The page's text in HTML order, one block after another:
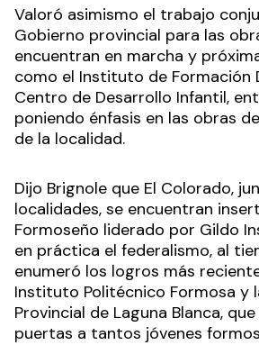
Valoró asimismo el trabajo
Gobierno provincial para las
encuentran en marcha y
como el Instituto de Formación
Centro de Desarrollo Infantil,
poniendo énfasis en las obras
de la localidad.
Dijo Brignole que El Colorado,
localidades, se encuentran
Formoseño liderado por Gildo
en práctica el federalismo, al
enumeró los logros más
Instituto Politécnico Formosa y
Provincial de Laguna Blanca,
puertas a tantos jóvenes